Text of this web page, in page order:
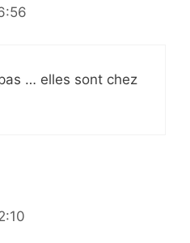
… elles sont chez